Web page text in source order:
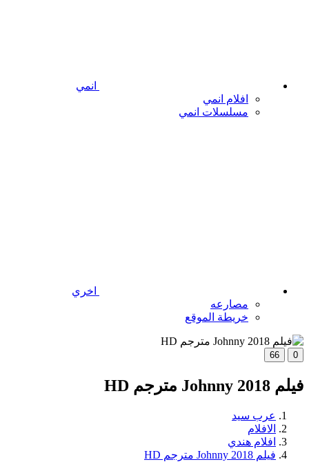
انمي
افلام انمي
مسلسلات انمي
اخري
مصارعه
خريطة الموقع
0
66
فيلم Johnny 2018 مترجم HD
عرب سيد
الافلام
افلام هندي
فيلم Johnny 2018 مترجم HD